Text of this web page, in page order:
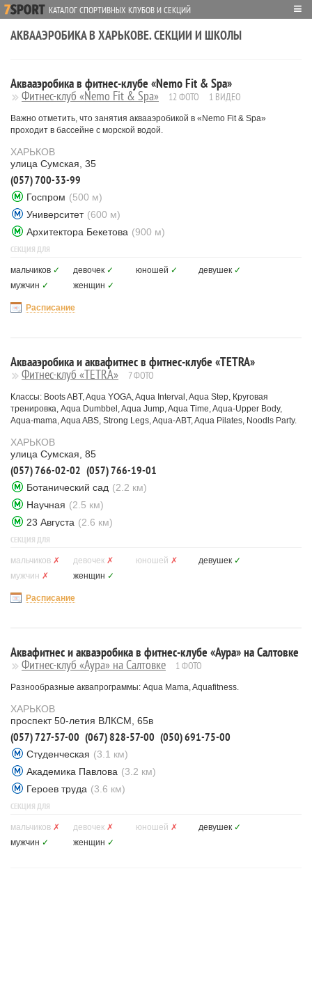
КАТАЛОГ СПОРТИВНЫХ КЛУБОВ И СЕКЦИЙ ≡
АКВААЭРОБИКА В ХАРЬКОВЕ. СЕКЦИИ И ШКОЛЫ
Аквааэробика в фитнес-клубе «Nemo Fit & Spa»
Фитнес-клуб «Nemo Fit & Spa» 12 ФОТО 1 ВИДЕО
Важно отметить, что занятия аквааэробикой в «Nemo Fit & Spa»
проходит в бассейне с морской водой.
ХАРЬКОВ
улица Сумская, 35
(057) 700-33-99
Госпром (500 м)
Университет (600 м)
Архитектора Бекетова (900 м)
СЕКЦИЯ ДЛЯ
мальчиков ✓ девочек ✓ юношей ✓ девушек ✓
мужчин ✓ женщин ✓
Расписание
Аквааэробика и аквафитнес в фитнес-клубе «TETRA»
Фитнес-клуб «TETRA» 7 ФОТО
Классы: Boots ABT, Aqua YOGA, Aqua Interval, Aqua Step, Круговая
тренировка, Aqua Dumbbel, Aqua Jump, Aqua Time, Aqua-Upper Body,
Aqua-mama, Aqua ABS, Strong Legs, Aqua-ABT, Aqua Pilates, Noodls Party.
ХАРЬКОВ
улица Сумская, 85
(057) 766-02-02 (057) 766-19-01
Ботанический сад (2.2 км)
Научная (2.5 км)
23 Августа (2.6 км)
СЕКЦИЯ ДЛЯ
мальчиков ✗ девочек ✗ юношей ✗ девушек ✓
мужчин ✗ женщин ✓
Расписание
Аквафитнес и акваэробика в фитнес-клубе «Аура» на Салтовке
Фитнес-клуб «Аура» на Салтовке 1 ФОТО
Разнообразные аквапрограммы: Aqua Mama, Aquafitness.
ХАРЬКОВ
проспект 50-летия ВЛКСМ, 65в
(057) 727-57-00 (067) 828-57-00 (050) 691-75-00
Студенческая (3.1 км)
Академика Павлова (3.2 км)
Героев труда (3.6 км)
СЕКЦИЯ ДЛЯ
мальчиков ✗ девочек ✗ юношей ✗ девушек ✓
мужчин ✓ женщин ✓